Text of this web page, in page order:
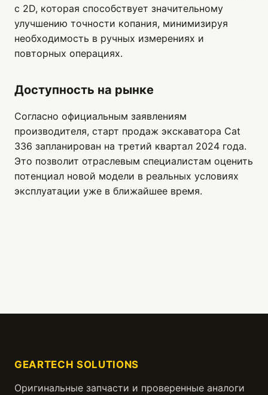
с 2D, которая способствует значительному
улучшению точности копания, минимизируя
необходимость в ручных измерениях и
повторных операциях.
Доступность на рынке
Согласно официальным заявлениям
производителя, старт продаж экскаватора Cat
336 запланирован на третий квартал 2024 года.
Это позволит отраслевым специалистам оценить
потенциал новой модели в реальных условиях
эксплуатации уже в ближайшее время.
GEARTECH SOLUTIONS
Оригинальные запчасти и проверенные аналоги